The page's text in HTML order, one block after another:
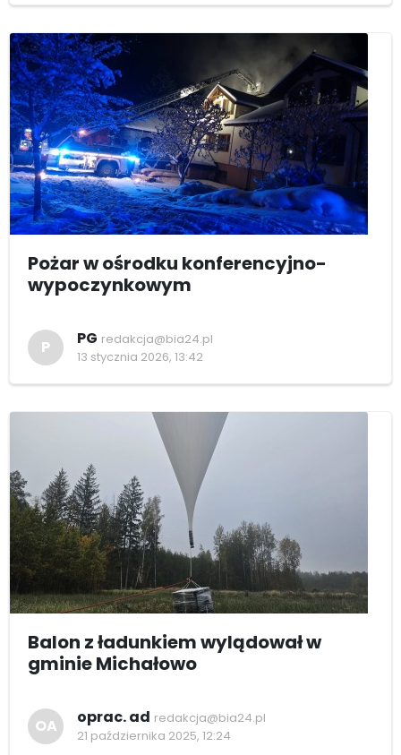
Pożar w ośrodku konferencyjno-
wypoczynkowym
P PG redakcja@bia24.pl
13 stycznia 2026, 13:42
Balon z ładunkiem wylądował w
gminie Michałowo
OA oprac. ad redakcja@bia24.pl
21 października 2025, 12:24